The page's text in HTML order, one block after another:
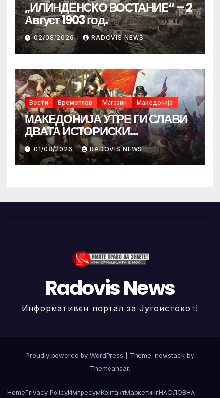
„ИЛИНДЕНСКО ВОСТАНИЕ“ – 2
Август 1903 год.
02/08/2026 RADOVIS NEWS
Вести Времеплов Магазин Македонија
МАКЕДОНИЈА УТРЕ ГИ СЛАВИ
ДВАТА ИСТОРИСКИ
ИЛИНДЕНА!
01/08/2026 RADOVIS NEWS
Radovis News
Информативен портал за Југоистокот!
Proudly powered by WordPress
Theme: newstack by
Themeansar.
HomePrivacy PolicyИмпресумКонтактМаркетингНАСЛОВНА